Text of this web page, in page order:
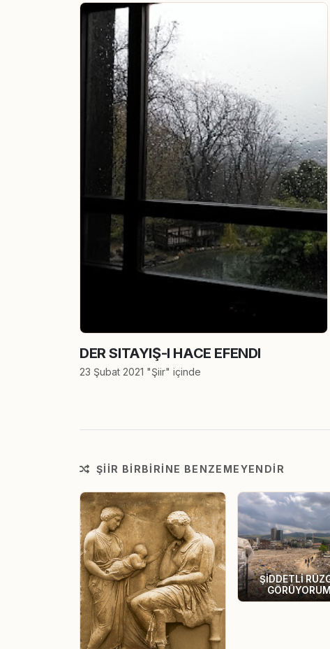
DER SITAYIŞ-I HACE EFENDI
23 Şubat 2021 "Şiir" içinde
ŞIIR BIRBIRINE BENZEMEYENDIR
ŞİDDETLİ